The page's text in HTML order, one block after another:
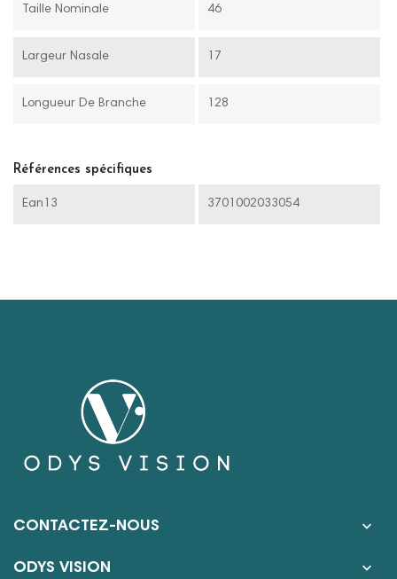
Taille Nominale 46
Largeur Nasale 17
Longueur De Branche 128
Références spécifiques
Ean13 3701002033054
CONTACTEZ-NOUS 
ODYS VISION 